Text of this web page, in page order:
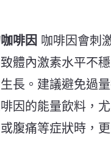
啡因 咖啡因會刺
體內激素水平不
長。建議避免過量
因的能量飲料，
腹痛等症狀時，更